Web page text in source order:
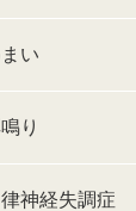
い
り
神経失調症